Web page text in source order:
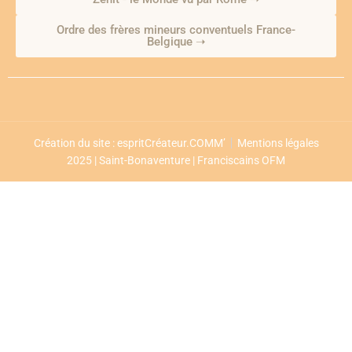
Ordre des frères mineurs conventuels France-
Belgique ➝
2025 | Saint-Bonaventure | Franciscains OFM
Création du site : espritCréateur.COMM’ Mentions légales